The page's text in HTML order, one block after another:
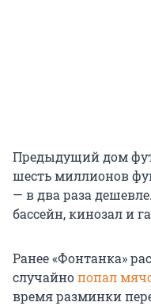
Предыдущий дом
шесть миллионов
— в два раза
бассейн, кинозал и
Ранее «Фонтанка»
случайнопопал
время разминки